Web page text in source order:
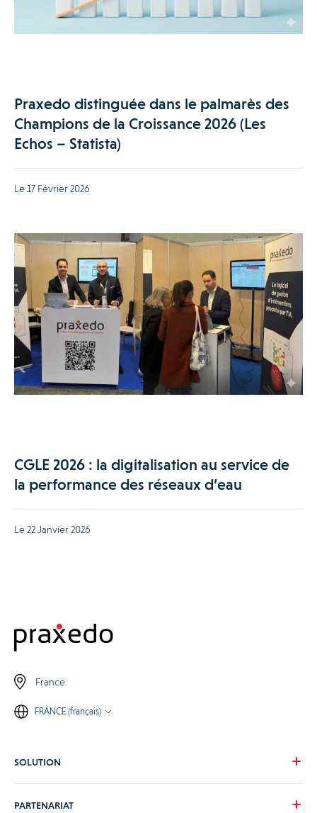
Praxedo distinguée dans le palmarès des
Champions de la Croissance 2026 (Les
Echos – Statista)
Le 17 Février 2026
CGLE 2026 : la digitalisation au service de
la performance des réseaux d’eau
Le 22 Janvier 2026
France
FRANCE (français)
SOLUTION
PARTENARIAT